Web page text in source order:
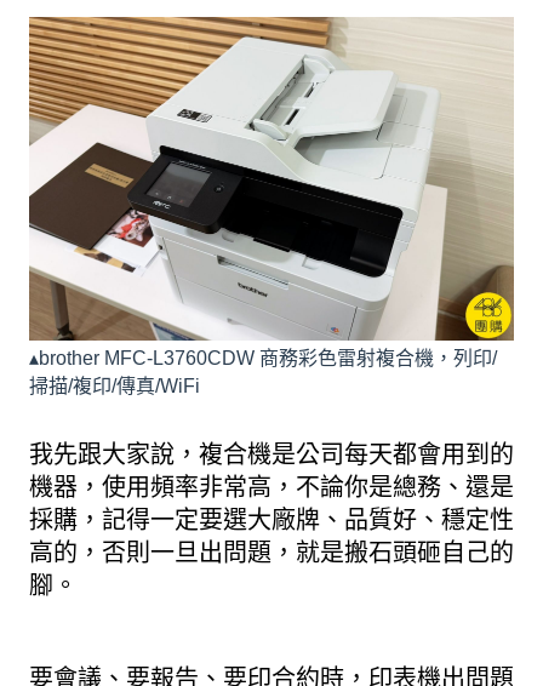
▴brother MFC-L3760CDW 商務彩色雷射複合機，列印/
掃描/複印/傳真/WiFi
我先跟大家說，複合機是公司每天都會用到的
機器，使用頻率非常高，不論你是總務、還是
採購，記得一定要選大廠牌、品質好、穩定性
高的，否則一旦出問題，就是搬石頭砸自己的
腳。
要會議、要報告、要印合約時，印表機出問題